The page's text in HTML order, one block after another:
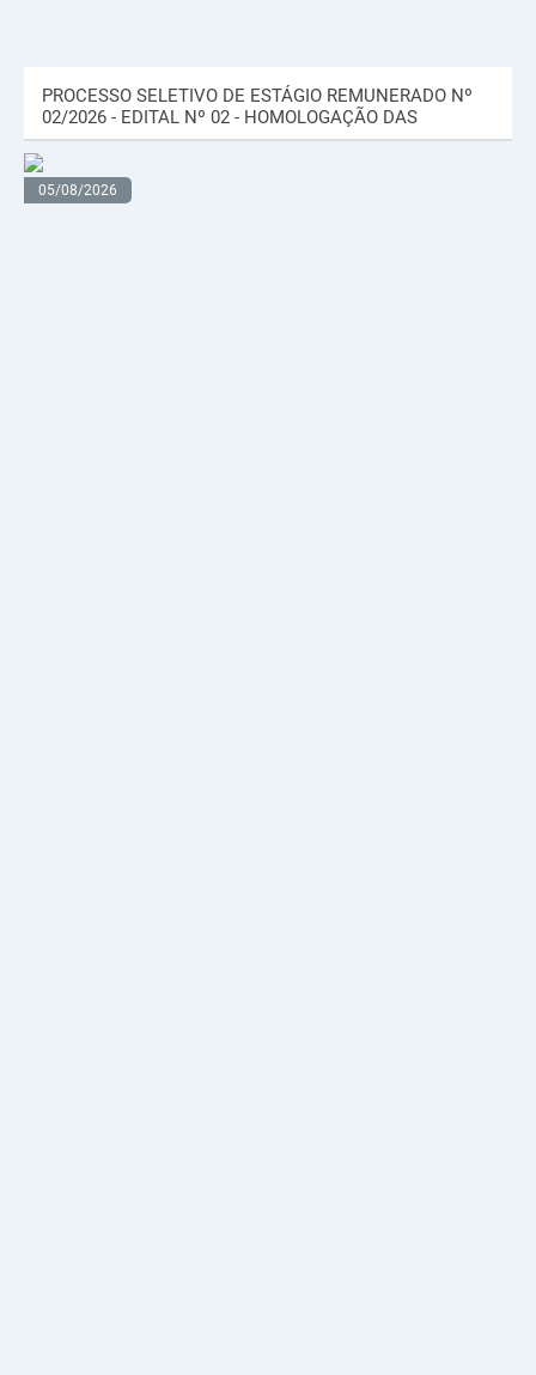
PROCESSO SELETIVO DE ESTÁGIO REMUNERADO Nº
02/2026 - EDITAL Nº 02 - HOMOLOGAÇÃO DAS
INSCRIÇÕES E...
05/08/2026